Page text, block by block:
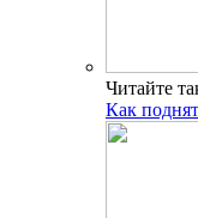
Читайте
Как